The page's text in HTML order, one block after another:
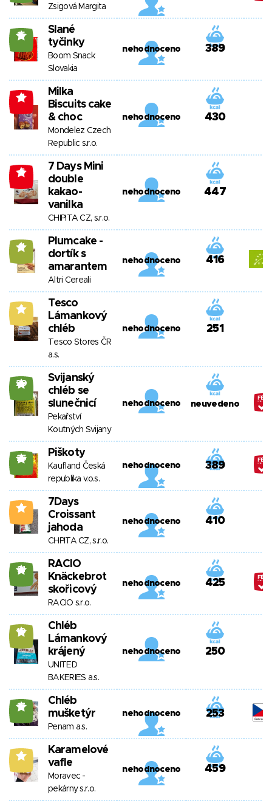
Zsigová Margita
15
Slané
tyčinky
Boom Snack
Slovakia
nehodnoceno 389
-4
Milka
Biscuits cake
& choc
Mondelez Czech
Republic s.r.o.
nehodnoceno 430
-6
7 Days Mini
double
kakao-
vanilka
CHIPITA CZ, s.r.o.
nehodnoceno 447
11
Plumcake -
dortík s
amarantem
Altri Cereali
nehodnoceno 416
6
Tesco
Lámankový
chléb
Tesco Stores ČR
a.s.
nehodnoceno 251
20
Svijanský
chléb se
slunečnicí
Pekařství
Koutných Svijany
nehodnoceno neuvedeno
25 Piškoty
Kaufland Česká
republika v.o.s.
nehodnoceno 389
4
7Days
Croissant
jahoda
CHPITA CZ, s.r.o.
nehodnoceno 410
21
RACIO
Knäckebrot
skořicový
RACIO s.r.o.
nehodnoceno 425
10
Chléb
Lámankový
krájený
UNITED
BAKERIES a.s.
nehodnoceno 250
17
Chléb
mušketýr
Penam a.s.
nehodnoceno 253
6
Karamelové
vafle
Moravec -
pekárny s.r.o.
nehodnoceno 459